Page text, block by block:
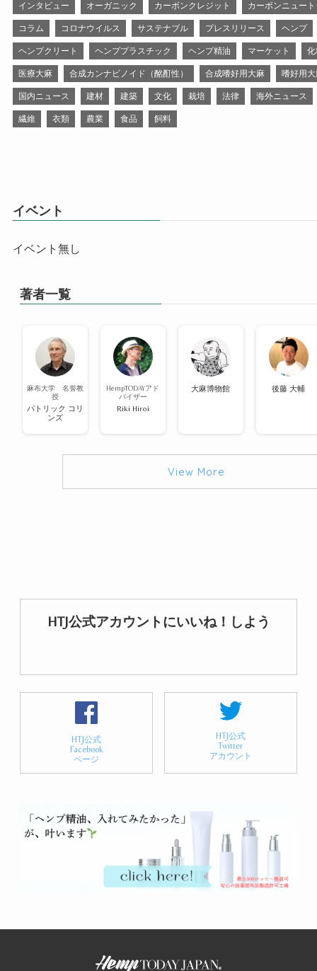
インタビュー オーガニック カーボンクレジット カーボンニュー
コラム コロナウイルス サステナブル プレスリリース ヘンプ
ヘンプクリート ヘンププラスチック ヘンプ精油 マーケット
医療大麻 合成カンナビノイド（酩酊性） 合成嗜好用大麻 嗜好用
国内ニュース 建材 建築 文化 栽培 法律 海外ニュース
繊維 衣類 農業 食品 飼料
イベント
イベント無し
著者一覧
麻布大学 名誉教
授
パトリック コリ
ンズ
HempTODAYアド
バイザー
Riki Hiroi
大麻博物館 後藤 大輔
View More
HTJ公式アカウントにいいね！しよう
HTJ公式
Facebook
ページ
HTJ公式
Twitter
アカウント